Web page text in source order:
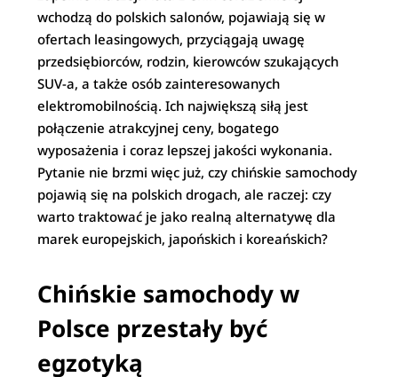
wchodzą do polskich salonów, pojawiają się w
ofertach leasingowych, przyciągają uwagę
przedsiębiorców, rodzin, kierowców szukających
SUV-a, a także osób zainteresowanych
elektromobilnością. Ich największą siłą jest
połączenie atrakcyjnej ceny, bogatego
wyposażenia i coraz lepszej jakości wykonania.
Pytanie nie brzmi więc już, czy chińskie samochody
pojawią się na polskich drogach, ale raczej: czy
warto traktować je jako realną alternatywę dla
marek europejskich, japońskich i koreańskich?
Chińskie samochody w
Polsce przestały być
egzotyką